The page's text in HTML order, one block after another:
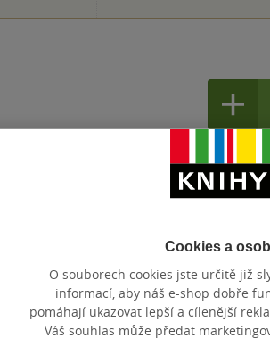
Cookies a
O souborech cookies jste určitě již
informací, aby náš e-shop dobře
pomáhají ukazovat lepší a cílenější
Váš souhlas může předat